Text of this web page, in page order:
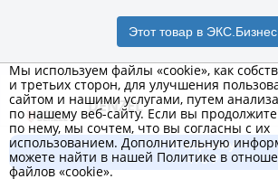
Этот товар в ЭКС.Бизнес
DENZEL
Бренд
В корзину
478 ₽
Мы используем файлы «cookie», как
и третьих сторон, для улучшения
сайтом и нашими услугами, путем
по нашему веб-сайту. Если вы
по нему, мы сочтем, что вы согласны с их
использованием. Дополнительную
можете найти в нашей Политике в
файлов «cookie».